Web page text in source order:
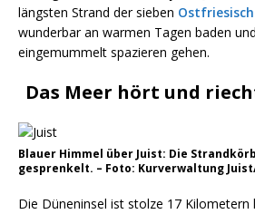
längsten Strand der sieben
wunderbar an warmen Tagen baden
eingemummelt spazieren gehen.
Das Meer hört und
Blauer Himmel über Juist: Die
gesprenkelt. – Foto: Kurverwaltung
Die Düneninsel ist stolze 17 Kilometern